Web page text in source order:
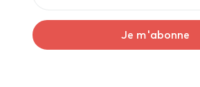
Je m'abonne